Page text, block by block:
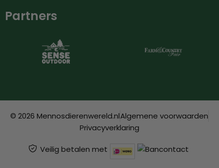
Partners
© 2026 Mennosdierenwereld.nlAlgemene voorwaarden
Privacyverklaring
Veilig betalen met